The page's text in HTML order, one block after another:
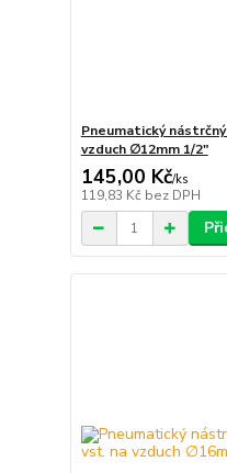
Pneumatický
vzduch ∅12mm 1/2"
145,00 Kč/ks
119,83 Kč bez DPH